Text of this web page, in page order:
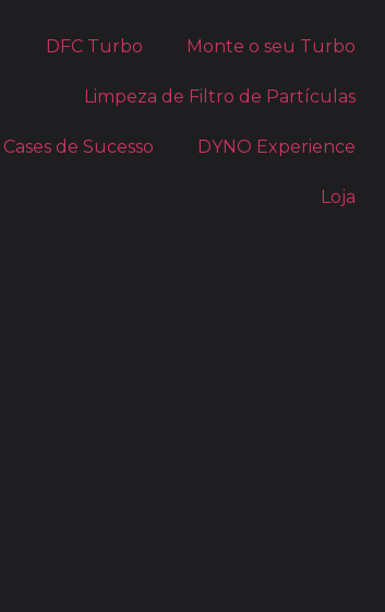
DFC Turbo Monte o seu Turbo
Limpeza de Filtro de Partículas
Cases de Sucesso DYNO Experience
Loja